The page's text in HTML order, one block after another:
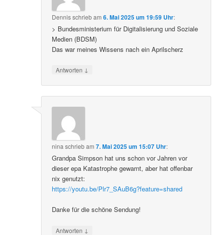
Dennisschriebam6. Mai 2025 um 19:59 Uhr:
> Bundesministerium für Digitalisierung und Soziale
Medien (BDSM)
Das war meines Wissens nach ein Aprilscherz
Antworten ↓
nina schriebam7. Mai 2025 um 15:07 Uhr:
Grandpa Simpson hat uns schon vor Jahren vor
dieser epa Katastrophe gewarnt, aber hat offenbar
nix genutzt:
https://youtu.be/Plr7_SAuB6g?feature=shared
Danke für die schöne Sendung!
Antworten ↓